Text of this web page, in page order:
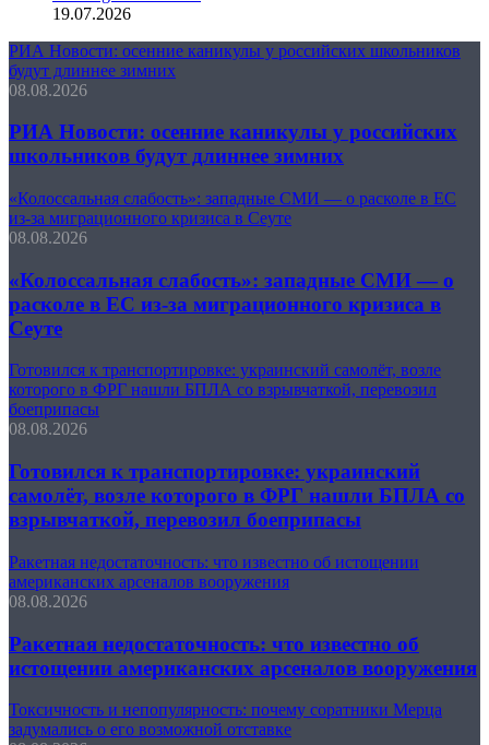
19.07.2026
РИА Новости: осенние каникулы у российских школьников
будут длиннее зимних
08.08.2026
РИА Новости: осенние каникулы у российских
школьников будут длиннее зимних
«Колоссальная слабость»: западные СМИ — о расколе в ЕС
из-за миграционного кризиса в Сеуте
08.08.2026
«Колоссальная слабость»: западные СМИ — о
расколе в ЕС из-за миграционного кризиса в
Сеуте
Готовился к транспортировке: украинский самолёт, возле
которого в ФРГ нашли БПЛА со взрывчаткой, перевозил
боеприпасы
08.08.2026
Готовился к транспортировке: украинский
самолёт, возле которого в ФРГ нашли БПЛА со
взрывчаткой, перевозил боеприпасы
Ракетная недостаточность: что известно об истощении
американских арсеналов вооружения
08.08.2026
Ракетная недостаточность: что известно об
истощении американских арсеналов вооружения
Токсичность и непопулярность: почему соратники Мерца
задумались о его возможной отставке